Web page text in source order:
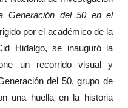
Generación del 50 en el
por el académico de la
Hidalgo, se inauguró la
un recorrido visual y
del 50, grupo de
una huella en la historia